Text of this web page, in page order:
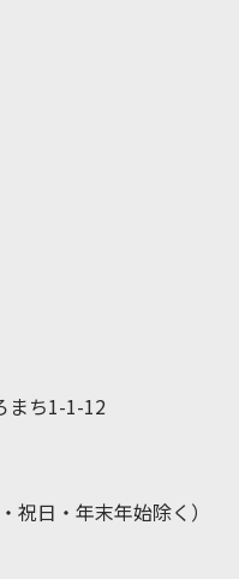
まち1-1-12
祝日・年末年始除く）